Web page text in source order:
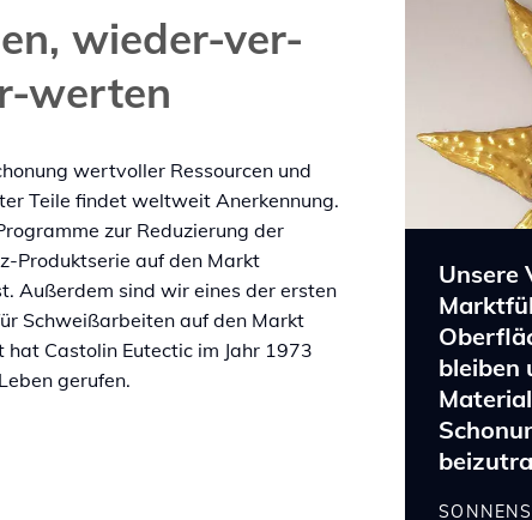
wieder-ver-
werten
wertvoller Ressourcen und
Teile findet weltweit Anerkennung.
zur Reduzierung der
Produktserie auf den Markt
Außerdem sind wir eines der ersten
Schweißarbeiten auf den Markt
Castolin Eutectic im Jahr 1973
gerufen.
Unsere
bleiben